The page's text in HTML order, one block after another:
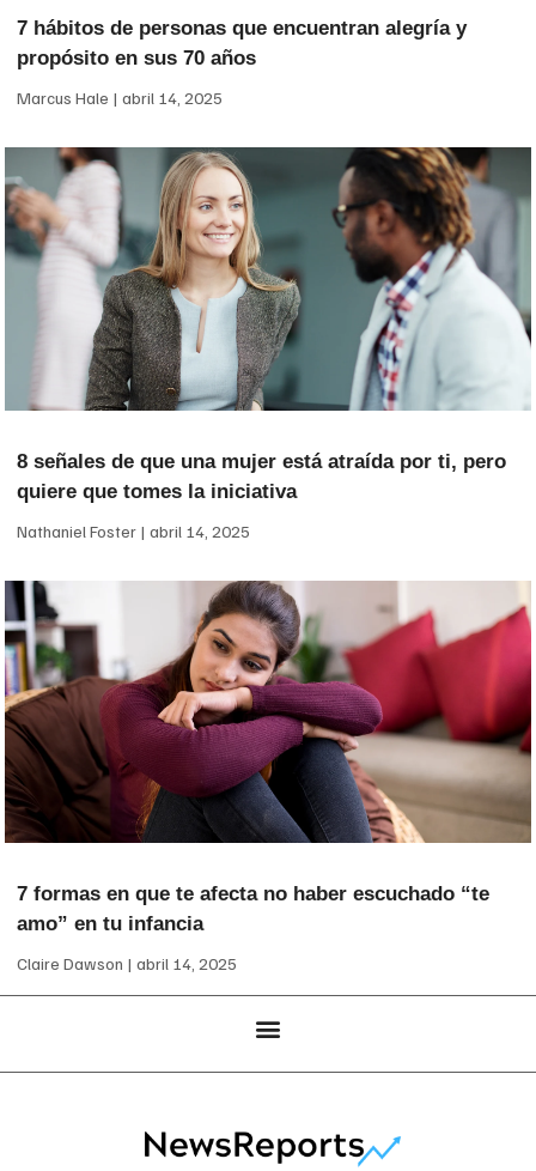
7 hábitos de personas que encuentran alegría y
propósito en sus 70 años
Marcus Hale abril 14, 2025
8 señales de que una mujer está atraída por ti, pero
quiere que tomes la iniciativa
Nathaniel Foster abril 14, 2025
7 formas en que te afecta no haber escuchado “te
amo” en tu infancia
Claire Dawson abril 14, 2025